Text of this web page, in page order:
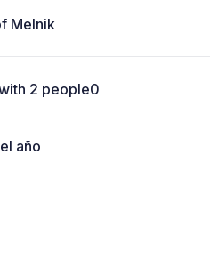
Melnik
2 people0
año